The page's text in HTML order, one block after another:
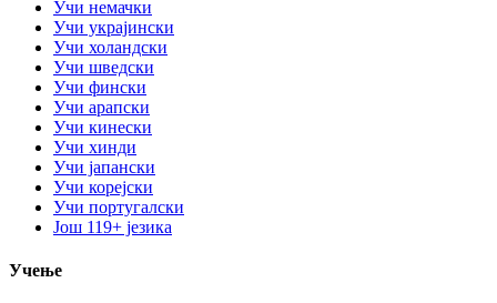
Учи немачки
Учи украјински
Учи холандски
Учи шведски
Учи фински
Учи арапски
Учи кинески
Учи хинди
Учи јапански
Учи корејски
Учи португалски
Још 119+ језика
Учење